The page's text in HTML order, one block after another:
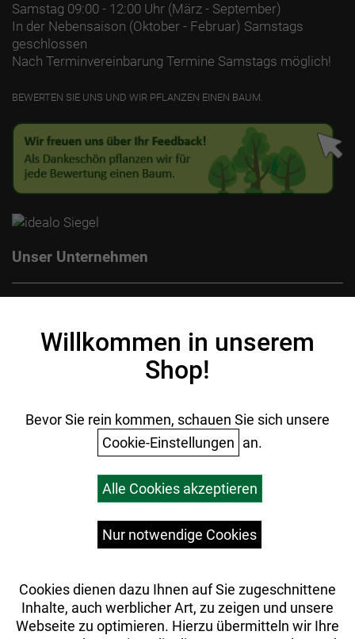
Samstag 09:00 - 12:00 Uhr (März - September)
In der Nebensaison (Oktober - Februar) Samstags
geschlossen
Nach Terminvereinbarung Termine Samstags möglich!
BEWERTEN SIE UNS UND WIR PFLANZEN EINEN BAUM.
Unser Unternehmen
Datenschutz
Ihr Einkauf
Versandkosten
Willkommen in unserem
Shop!
Bevor Sie rein kommen, schauen Sie sich unsere
Cookie-Einstellungen an.
Alle Cookies akzeptieren
Nur notwendige Cookies
Cookies dienen dazu Ihnen auf Sie zugeschnittene
Inhalte, auch werblicher Art, zu zeigen und unsere
Webseite zu optimieren. Hierzu übermitteln wir Ihre